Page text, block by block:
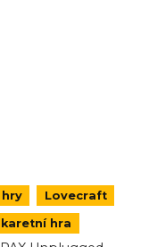
Lovecraft
hra